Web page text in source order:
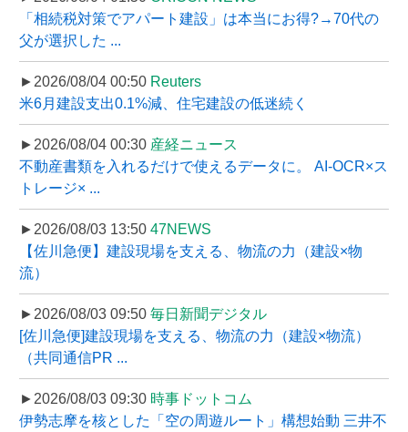
「相続税対策でアパート建設」は本当にお得?→70代の
父が選択した ...
►2026/08/04 00:50 Reuters
米6月建設支出0.1%減、住宅建設の低迷続く
►2026/08/04 00:30 産経ニュース
不動産書類を入れるだけで使えるデータに。 AI-OCR×ス
トレージ× ...
►2026/08/03 13:50 47NEWS
【佐川急便】建設現場を支える、物流の力（建設×物
流）
►2026/08/03 09:50 毎日新聞デジタル
[佐川急便]建設現場を支える、物流の力（建設×物流）
（共同通信PR ...
►2026/08/03 09:30 時事ドットコム
伊勢志摩を核とした「空の周遊ルート」構想始動 三井不